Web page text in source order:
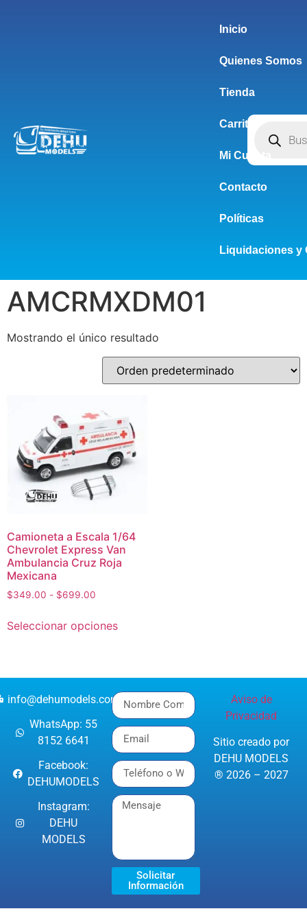
Inicio
Quienes Somos
Tienda
Carrito
Mi Cuenta
Contacto
Políticas
Liquidaciones y
AMCRMXDM01
Mostrando el único resultado
Camioneta a Escala 1/64
Chevrolet Express Van
Ambulancia Cruz Roja
Mexicana
$349.00 - $699.00
Seleccionar opciones
info@dehumodels.com
WhatsApp: 55
8152 6641
Facebook:
DEHUMODELS
Instagram:
DEHU
MODELS
Solicitar
Información
Aviso de
Privacidad
Sitio creado por
DEHU MODELS
® 2026 – 2027